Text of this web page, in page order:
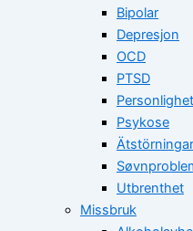
Bipolar
Depresjon
OCD
PTSD
Psykose
Ätstörningar
Utbrenthet
Missbruk